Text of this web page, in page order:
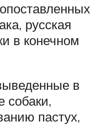
русская
в конечном
в
собаки,
пастух,